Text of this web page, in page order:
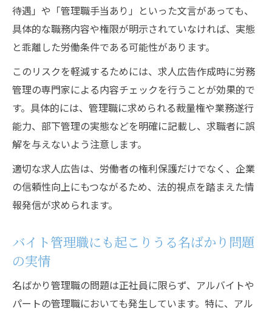
待遇」や「管理職手当あり」といった文言があっても、
具体的な職務内容や権限が明示されていなければ、実態
と乖離した労働条件である可能性があります。
このリスクを軽減するためには、求人広告作成時に労務
管理の専門家による内容チェックを行うことが効果的で
す。具体的には、管理職に求められる裁量権や業務遂行
能力、部下管理の実態などを明確に記載し、求職者に誤
解を与えないよう注意します。
適切な求人広告は、労働者の権利保護だけでなく、企業
の信頼性向上にもつながるため、法的視点を踏まえた情
報発信が求められます。
バイト管理職にも起こりうる名ばかり問題
の実情
名ばかり管理職の問題は正社員に限らず、アルバイトや
パートの管理職においても発生しています。特に、アル